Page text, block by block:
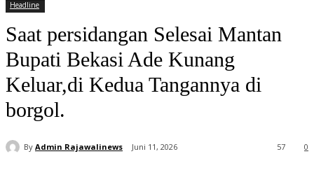
Headline
Saat persidangan Selesai Mantan
Bupati Bekasi Ade Kunang
Keluar,di Kedua Tangannya di
borgol.
By Admin Rajawalinews Juni 11, 2026 0
57